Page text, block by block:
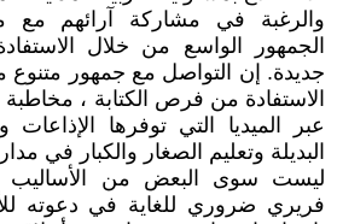
والرغبة في مشاركة آرائهم مع
الجمهور الواسع من خلال
جديدة. إن التواصل مع جمهور متنوع
الاستفادة من فرص الكتابة ، مخاطبة
عبر الميديا التي توفرها الإذاعات
البديلة وتعليم الصغار والكبار في
ليست سوى البعض من الأساليب
فريري ضروري للغاية في دعوته